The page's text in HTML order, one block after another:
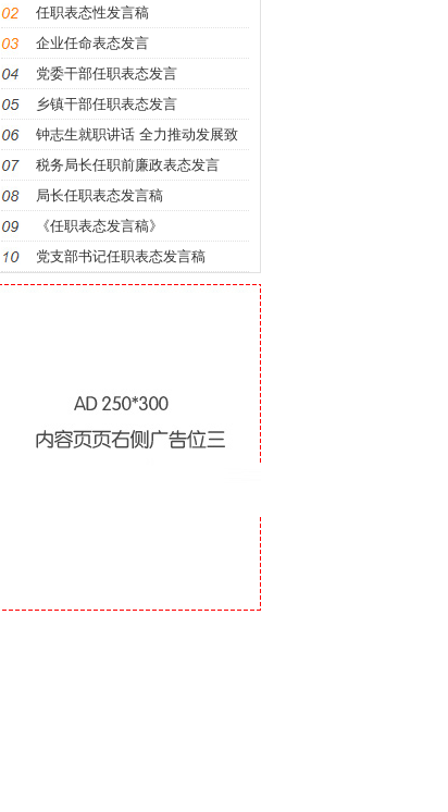
任职表态性发言稿
企业任命表态发言
党委干部任职表态发言
乡镇干部任职表态发言
钟志生就职讲话 全力推动发展致
力勤政廉
税务局长任职前廉政表态发言
局长任职表态发言稿
《任职表态发言稿》
党支部书记任职表态发言稿